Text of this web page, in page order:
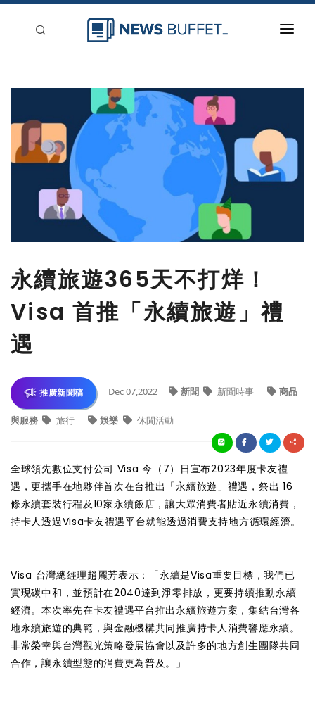
登入
刊登
永續旅遊365天不打烊！
Visa 首推「永續旅遊」禮
遇
推廣新聞稿 Dec 07,2022 新聞 新聞時事 商品
與服務 旅行 娛樂 休閒活動
全球領先數位支付公司 Visa 今（7）日宣布2023年度卡友禮
遇，更攜手在地夥伴首次在台推出「永續旅遊」禮遇，祭出 16
條永續套裝行程及10家永續飯店，讓大眾消費者貼近永續消費，
持卡人透過Visa卡友禮遇平台就能透過消費支持地方循環經濟。
Visa 台灣總經理趙麗芳表示：「永續是Visa重要目標，我們已
實現碳中和，並預計在2040達到淨零排放，更要持續推動永續
經濟。本次率先在卡友禮遇平台推出永續旅遊方案，集結台灣各
地永續旅遊的典範，與金融機構共同推廣持卡人消費響應永續。
非常榮幸與台灣觀光策略發展協會以及許多的地方創生團隊共同
合作，讓永續型態的消費更為普及。」